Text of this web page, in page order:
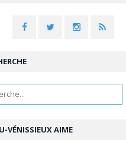
VÉNISSIEUX AIME